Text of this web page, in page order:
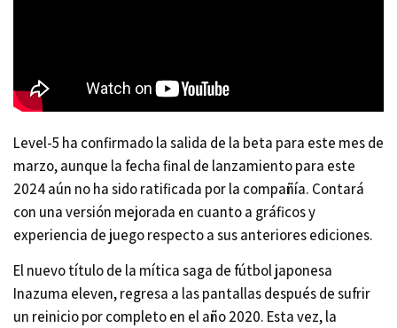
Level-5 ha confirmado la salida de la beta para este mes de
marzo, aunque la fecha final de lanzamiento para este
2024 aún no ha sido ratificada por la compañía. Contará
con una versión mejorada en cuanto a gráficos y
experiencia de juego respecto a sus anteriores ediciones.
El nuevo título de la mítica saga de fútbol japonesa
Inazuma eleven, regresa a las pantallas después de sufrir
un reinicio por completo en el año 2020. Esta vez, la